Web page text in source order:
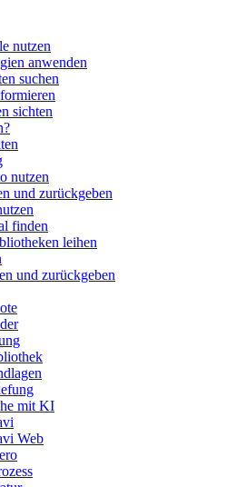
nutzen
anwenden
suchen
sichten
nutzen
und zurückgeben
finden
leihen
und zurückgeben
mit KI
Web